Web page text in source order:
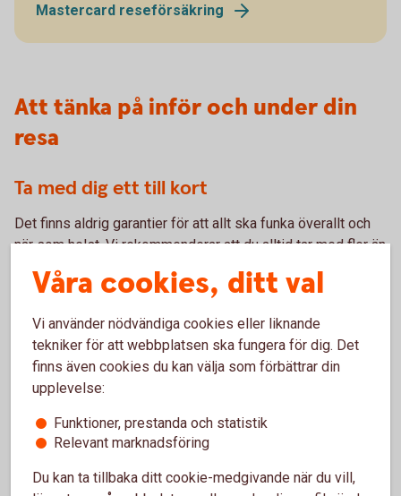
Mastercard reseförsäkring
Att tänka på inför och under din
resa
Ta med dig ett till kort
Det finns aldrig garantier för att allt ska funka överallt och
när som helst. Vi rekommenderar att du alltid tar med fler än
ett kort när du ska ut och resa.
Extra trygghet med kortförsäkringen
När du betalar resan med kortet får du den kompletterande
kortförsäkringen från Trygg Hansa
i försäkringsvillkoren kopplade till ditt kort.
Våra cookies, ditt val
Vi använder nödvändiga cookies eller liknande
tekniker för att webbplatsen ska fungera för dig. Det
finns även cookies du kan välja som förbättrar din
upplevelse:
Funktioner, prestanda och statistik
Relevant marknadsföring
Du kan ta tillbaka ditt cookie-medgivande när du vill,